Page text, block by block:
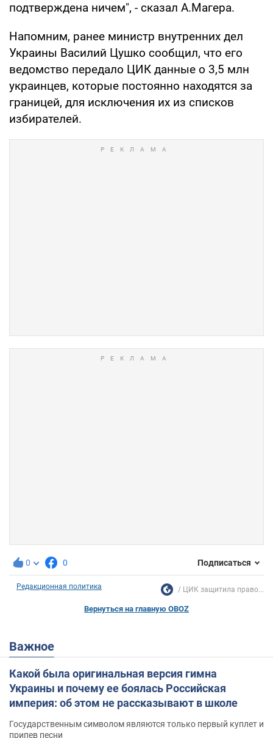
подтверждена ничем", - сказал А.Магера.
Напомним, ранее министр внутренних дел
Украины Василий Цушко сообщил, что его
ведомство передало ЦИК данные о 3,5 млн
украинцев, которые постоянно находятся за
границей, для исключения их из списков
избирателей.
0 0 Подписаться
Редакционная политика ЦИК защитила право...
Вернуться на главную OBOZ
Важное
Какой была оригинальная версия гимна
Украины и почему ее боялась Российская
империя: об этом не рассказывают в школе
Государственным символом являются только первый куплет и
припев песни